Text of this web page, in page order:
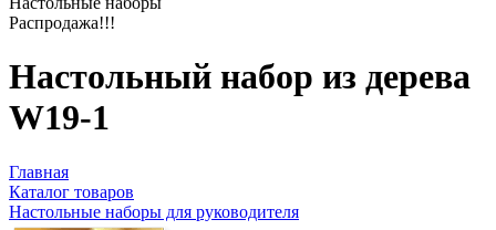
Распродажа!!!
Настольный набор из дерева
W19-1
Главная
Каталог товаров
Настольные наборы для руководителя